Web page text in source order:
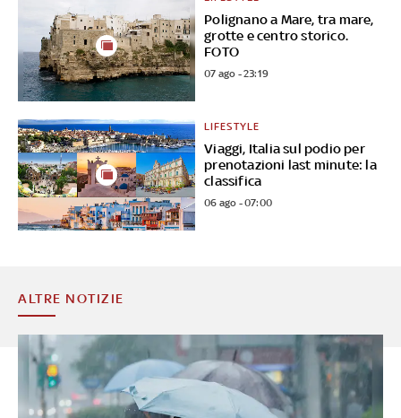
Polignano a Mare, tra mare,
grotte e centro storico.
FOTO
07 ago - 23:19
Viaggi, Italia sul podio per
prenotazioni last minute: la
classifica
LIFESTYLE
06 ago - 07:00
ALTRE NOTIZIE